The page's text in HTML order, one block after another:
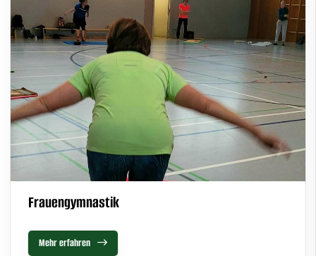
Frauengymnastik
Mehr erfahren